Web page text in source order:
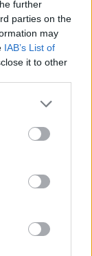
further
parties on the
may
IAB’s List of
it to other
Info Privacy)